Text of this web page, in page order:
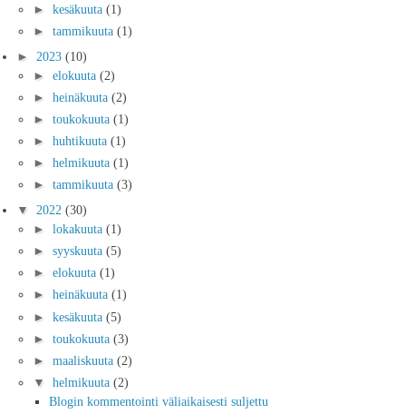
► kesäkuuta (1)
► tammikuuta (1)
► 2023 (10)
► elokuuta (2)
► heinäkuuta (2)
► toukokuuta (1)
► huhtikuuta (1)
► helmikuuta (1)
► tammikuuta (3)
▼ 2022 (30)
► lokakuuta (1)
► syyskuuta (5)
► elokuuta (1)
► heinäkuuta (1)
► kesäkuuta (5)
► toukokuuta (3)
► maaliskuuta (2)
▼ helmikuuta (2)
Blogin kommentointi väliaikaisesti suljettu